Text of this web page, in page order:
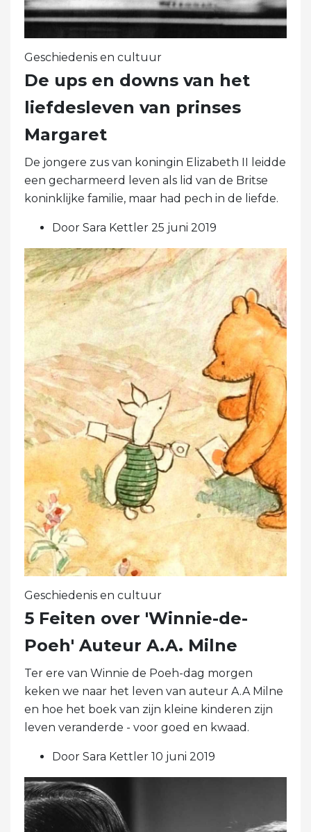
Geschiedenis en cultuur
De ups en downs van het
liefdesleven van prinses
Margaret
De jongere zus van koningin Elizabeth II leidde
een gecharmeerd leven als lid van de Britse
koninklijke familie, maar had pech in de liefde.
Door Sara Kettler 25 juni 2019
Geschiedenis en cultuur
5 Feiten over 'Winnie-de-
Poeh' Auteur A.A. Milne
Ter ere van Winnie de Poeh-dag morgen
keken we naar het leven van auteur A.A Milne
en hoe het boek van zijn kleine kinderen zijn
leven veranderde - voor goed en kwaad.
Door Sara Kettler 10 juni 2019